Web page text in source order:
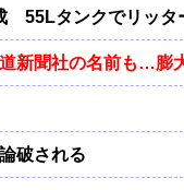
55Lタンクでリッタ
新聞社の名前も…膨
破される